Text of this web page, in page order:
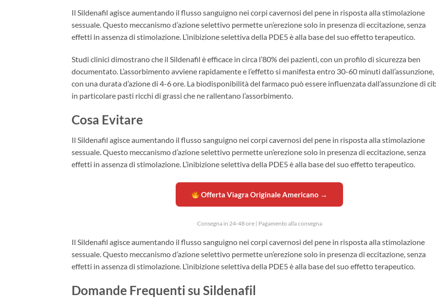
Il Sildenafil agisce aumentando il flusso sanguigno nei corpi cavernosi del pene in risposta alla stimolazione
sessuale. Questo meccanismo d’azione selettivo permette un’erezione solo in presenza di eccitazione, senza
effetti in assenza di stimolazione. L’inibizione selettiva della PDE5 è alla base del suo effetto terapeutico.
Studi clinici dimostrano che il Sildenafil è efficace in circa l’80% dei pazienti, con un profilo di sicurezza ben
documentato. L’assorbimento avviene rapidamente e l’effetto si manifesta entro 30-60 minuti dall’assunzione,
con una durata d’azione di 4-6 ore. La biodisponibilità del farmaco può essere influenzata dall’assunzione di
in particolare pasti ricchi di grassi che ne rallentano l’assorbimento.
Cosa Evitare
Il Sildenafil agisce aumentando il flusso sanguigno nei corpi cavernosi del pene in risposta alla stimolazione
sessuale. Questo meccanismo d’azione selettivo permette un’erezione solo in presenza di eccitazione, senza
effetti in assenza di stimolazione. L’inibizione selettiva della PDE5 è alla base del suo effetto terapeutico.
Offerta Viagra Originale Americano →
Consegna in 24-48 ore | Pagamento alla consegna
Il Sildenafil agisce aumentando il flusso sanguigno nei corpi cavernosi del pene in risposta alla stimolazione
sessuale. Questo meccanismo d’azione selettivo permette un’erezione solo in presenza di eccitazione, senza
effetti in assenza di stimolazione. L’inibizione selettiva della PDE5 è alla base del suo effetto terapeutico.
Domande Frequenti su Sildenafil